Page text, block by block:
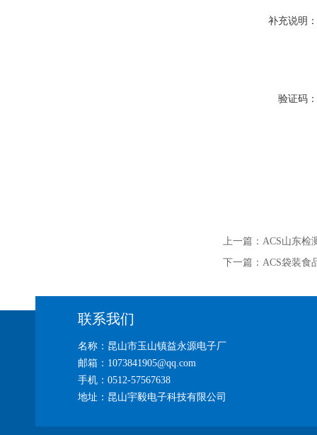
补充说明：
验证码：
上一篇： ACS山东检
下一篇： ACS袋装食
联系我们
名称：昆山市玉山镇益永源电子厂
邮箱：1073841905@qq.com
手机：0512-57567638
地址：昆山宇毅电子科技有限公司